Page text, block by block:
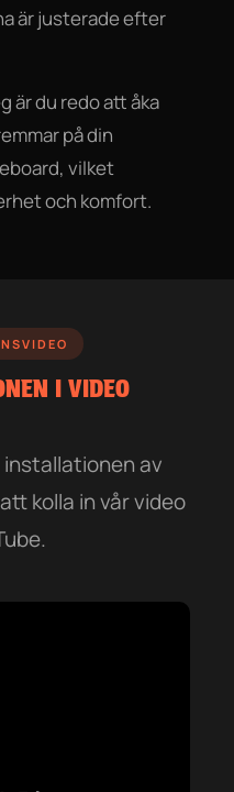
är justerade efter
är du redo att åka
på din
vilket
och komfort.
I VIDEO
av
kolla in vår video